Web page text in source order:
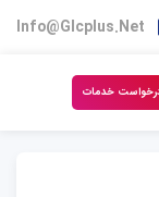
Info@glcplus.net
خدمات